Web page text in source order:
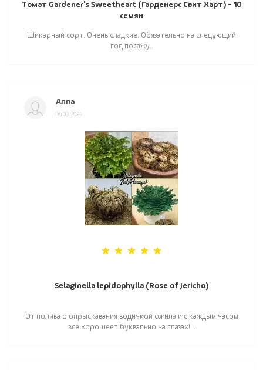
Томат Gardener's Sweetheart (Гарденерс Свит Харт) - 10
семян
Шикарный сорт. Очень сладкие. Обязательно на следующий
год посажу..
Алла
04.03.2024
Selaginella lepidophylla (Rose of Jericho)
От полива о опрыскавания водичкой ожила и с каждым часом
все хорошеет буквально на глазах! ..